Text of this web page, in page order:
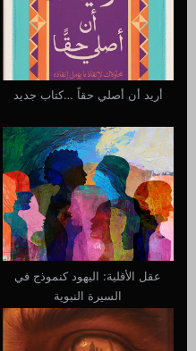
o
:
:
أريد أن أصلي حقاً …كتاب جديد
عقل الأقلية: اليهود كنموذج في
السيرة النبوية